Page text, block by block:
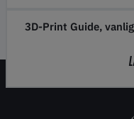
3D-Print Guide,